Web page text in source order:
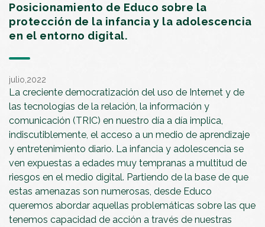
Posicionamiento de Educo sobre la
protección de la infancia y la adolescencia
en el entorno digital.
julio,2022
La creciente democratización del uso de Internet y de
las tecnologías de la relación, la información y
comunicación (TRIC) en nuestro día a día implica,
indiscutiblemente, el acceso a un medio de aprendizaje
y entretenimiento diario. La infancia y adolescencia se
ven expuestas a edades muy tempranas a multitud de
riesgos en el medio digital. Partiendo de la base de que
estas amenazas son numerosas, desde Educo
queremos abordar aquellas problemáticas sobre las que
tenemos capacidad de acción a través de nuestras